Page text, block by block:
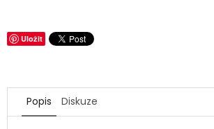
Uložit
Popis Diskuze